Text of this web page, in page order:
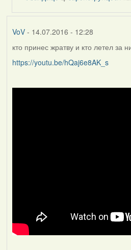
(госць)
VoV- 14.07.2016 - 12:28
кто принес жратву и кто летел за
https://youtu.be/hQaj6e8AK_s